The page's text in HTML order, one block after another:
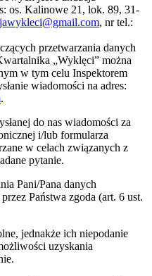
os. Kalinowe 21, lok. 89, 31-
, nr tel.:
przetwarzania danych
„Wyklęci” można
w tym celu Inspektorem
wiadomości na adres:
.
do nas wiadomości za
i/lub formularza
w celach związanych z
pytanie.
Pani/Pana danych
Państwa zgoda (art. 6 ust.
jednakże ich niepodanie
uzyskania